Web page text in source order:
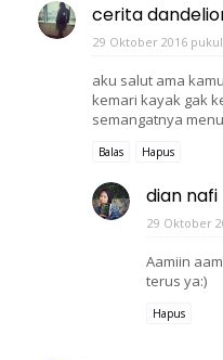
cerita
29 Oktober 2016 pukul
aku salut ama
kemari kayak gak
semangatnya
Balas Hapus
dian nafi
29 Oktober
Aamiin
terus ya:)
Hapus